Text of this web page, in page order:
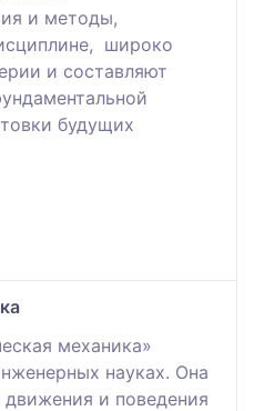
и методы,
широко
и составляют
будущих
механика»
науках. Она
и поведения